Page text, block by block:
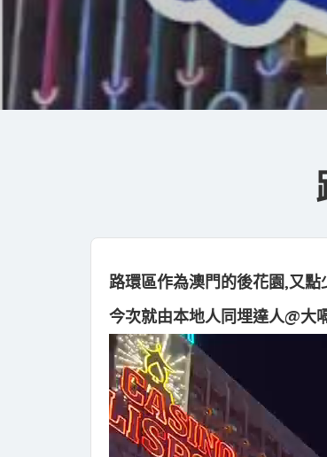
路環區作為澳門的後花園,又
今次就由本地人同埋達人@大
視
訊
播
放
器